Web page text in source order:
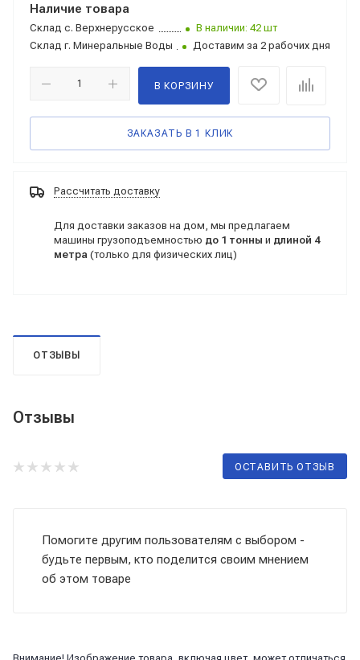
Наличие товара
Склад с. Верхнерусское
В наличии: 42 шт
Склад г. Минеральные Воды Доставим за 2 рабочих дня
В КОРЗИНУ
ЗАКАЗАТЬ В 1 КЛИК
Рассчитать доставку
Для доставки заказов на дом, мы предлагаем
машины грузоподъемностью до 1 тонны и длиной 4
метра (только для физических лиц)
ОТЗЫВЫ
Отзывы
ОСТАВИТЬ ОТЗЫВ
Помогите другим пользователям с выбором -
будьте первым, кто поделится своим мнением
об этом товаре